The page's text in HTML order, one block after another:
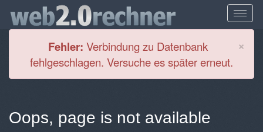
×
Fehler: Verbindung zu Datenbank
fehlgeschlagen. Versuche es später erneut.
Oops, page is not available